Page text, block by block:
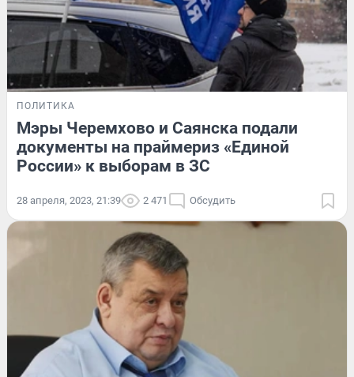
ПОЛИТИКА
Мэры Черемхово и Саянска подали
документы на праймериз «Единой
России» к выборам в ЗС
28 апреля, 2023, 21:39 2 471 Обсудить